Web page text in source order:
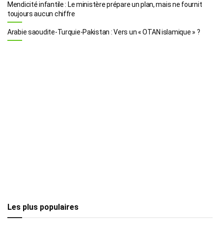
Mendicité infantile : Le ministère prépare un plan, mais ne fournit
toujours aucun chiffre
Arabie saoudite-Turquie-Pakistan : Vers un « OTAN islamique » ?
Les plus populaires